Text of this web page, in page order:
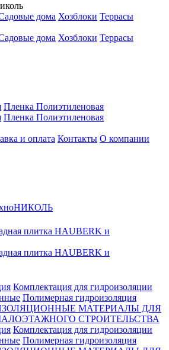
дома Хозблоки Террасы
дома Хозблоки Террасы
Пленка Полиэтиленовая
Пленка Полиэтиленовая
и оплата Контакты О компании
плитка HAUBERK и
плитка HAUBERK и
Комплектация для гидроизоляции
Полимерная гидроизоляция
МАТЕРИАЛЫ ДЛЯ
СТРОИТЕЛЬСТВА
Комплектация для гидроизоляции
Полимерная гидроизоляция